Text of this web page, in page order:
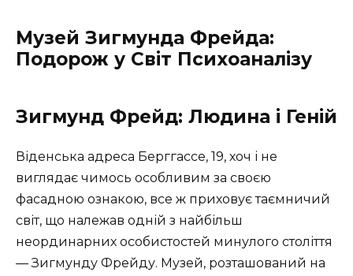
Музей Зигмунда Фрейда:
Подорож у Світ Психоаналізу
Зигмунд Фрейд: Людина і Геній
Віденська адреса Берггассе, 19, хоч і не
виглядає чимось особливим за своєю
фасадною ознакою, все ж приховує таємничий
світ, що належав одній з найбільш
неординарних особистостей минулого століття
— Зигмунду Фрейду. Музей, розташований на